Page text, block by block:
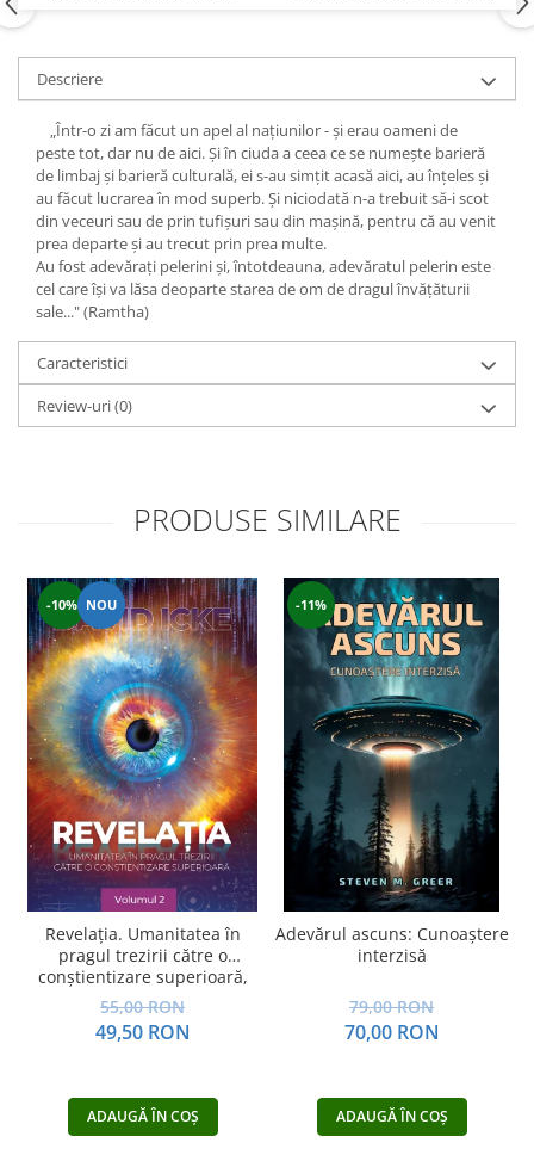
Viaţa de după moarte
Cristale
Supă de pui pentru suflet
Yoga
Oracol
Spiritualitate şi ştiinţă
Fără categorie
Cunoaștere
Descriere
„Într-o zi am făcut un apel al naţiunilor - şi erau oameni de
peste tot, dar nu de aici. Şi în ciuda a ceea ce se numeşte barieră
de limbaj şi barieră culturală, ei s-au simţit acasă aici, au înţeles şi
au făcut lucrarea în mod superb. Şi niciodată n-a trebuit să-i scot
din veceuri sau de prin tufişuri sau din maşină, pentru că au venit
prea departe şi au trecut prin prea multe.
Au fost adevăraţi pelerini şi, întotdeauna, adevăratul pelerin este
cel care îşi va lăsa deoparte starea de om de dragul învăţăturii
sale..." (Ramtha)
Caracteristici
Review-uri(0)
PRODUSE SIMILARE
-10% NOU
Revelația. Umanitatea în
pragul trezirii către o
conştientizare superioară,
volumul 2
55,00 RON
49,50 RON
ADAUGĂ ÎN COȘ
-11%
Adevărul ascuns: Cunoaștere
interzisă
79,00 RON
70,00 RON
ADAUGĂ ÎN COȘ